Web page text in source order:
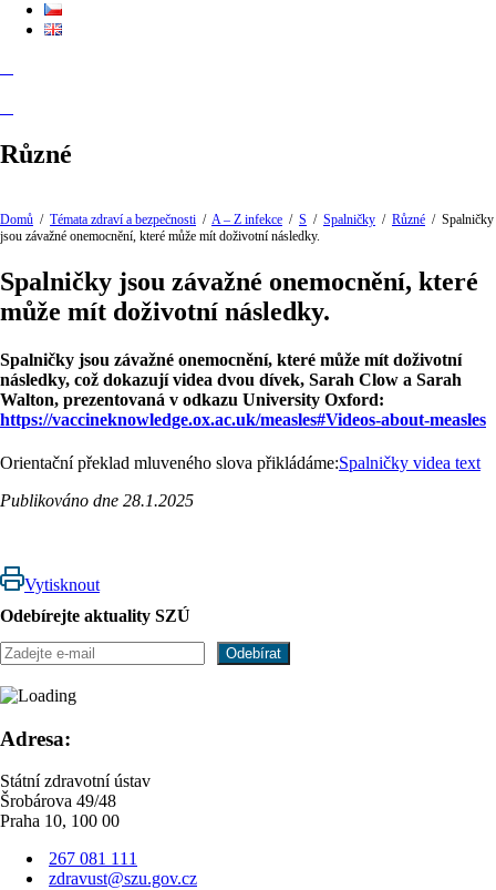
Různé
Domů / Témata zdraví a bezpečnosti / A – Z infekce / S / Spalničky / Různé / Spalničky
jsou závažné onemocnění, které může mít doživotní následky.
Spalničky jsou závažné onemocnění, které
může mít doživotní následky.
Spalničky jsou závažné onemocnění, které může mít doživotní
následky, což dokazují videa dvou dívek, Sarah Clow a Sarah
Walton, prezentovaná v odkazu University Oxford:
https://vaccineknowledge.ox.ac.uk/measles#Videos-about-measles
Orientační překlad mluveného slova přikládáme:Spalničky videa text
Publikováno dne 28.1.2025
Vytisknout
Odebírejte aktuality SZÚ
Adresa:
Státní zdravotní ústav
Šrobárova 49/48
Praha 10, 100 00
267 081 111
zdravust@szu.gov.cz